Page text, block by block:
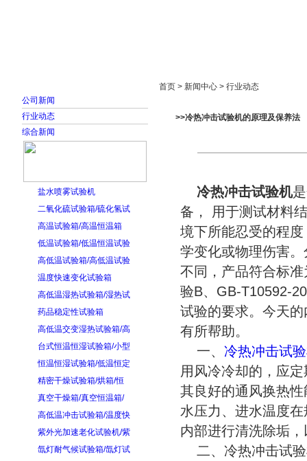
公司新闻
行业动态
综合新闻
盐水喷雾试验机
二氧化硫试验箱/硫化氢试
高温试验箱/高温恒温箱
低温试验箱/低温恒温试验
高低温试验箱/高低温试验
温度快速变化试验箱
高低温湿热试验箱/湿热试
药品稳定性试验箱
高低温交变湿热试验箱/高
台式恒温恒湿试验箱/小型
恒温恒湿试验箱/低温恒定
精密干燥试验箱/烘箱/恒
真空干燥箱/真空恒温箱/
高低温冲击试验箱/温度快
紫外光加速老化试验机/紫
氙灯耐气候试验箱/氙灯试
首页 > 新闻中心 > 行业动态
>>冷热冲击试验机的原理及保养法
冷热冲击试验机
备， 用于测试材料
境下所能忍受的程
学变化或物理伤害
不同，产品符合标
验B、GB-T10592-
试验的要求。今天
有所帮助。
一、 冷热冲击试
用风冷冷却的，应
其良好的通风换热
水压力、进水温度
内部进行清洗除垢
二、冷热冲击试验